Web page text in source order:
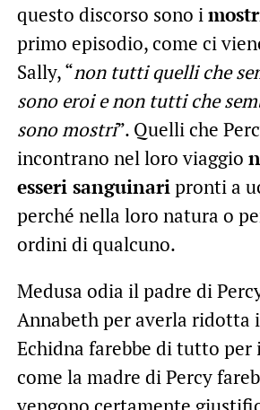
questo discorso sono i
primo episodio, come ci
Sally, “non tutti quelli che
sono eroi e non tutti che
sono mostri”. Quelli che
incontrano nel loro viaggio
esseri sanguinaripronti a
perché nella loro natura o
ordini di qualcuno.
Medusa odia il padre di
Annabeth per averla ridotta
Echidna farebbe di tutto per
come la madre di Percy